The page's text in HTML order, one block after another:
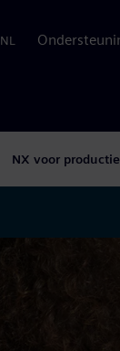
NL
NX voor productie